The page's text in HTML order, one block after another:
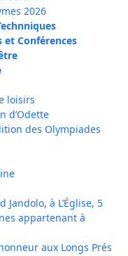
2026
et Conférences
loisirs
d’Odette
des Olympiades
Jandolo, à L’Église, 5
appartenant à
aux Longs Prés